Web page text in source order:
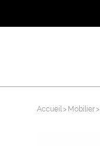
Accueil Mobilier